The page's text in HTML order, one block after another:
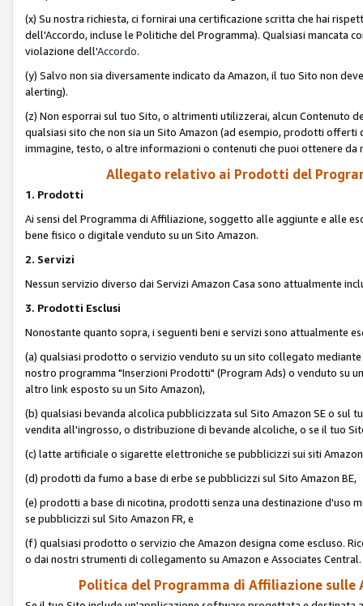
(x) Su nostra richiesta, ci fornirai una certificazione scritta che hai
dell'Accordo, incluse le Politiche del Programma). Qualsiasi mancata
violazione dell'Accordo.
(y) Salvo non sia diversamente indicato da Amazon, il tuo Sito non
alerting).
(z) Non esporrai sul tuo Sito, o altrimenti utilizzerai, alcun Contenuto
qualsiasi sito che non sia un Sito Amazon (ad esempio, prodotti
immagine, testo, o altre informazioni o contenuti che puoi ottenere da
Allegato relativo ai Prodotti del
1. Prodotti
Ai sensi del Programma di Affiliazione, soggetto alle aggiunte e alle
bene fisico o digitale venduto su un Sito Amazon.
2. Servizi
Nessun servizio diverso dai Servizi Amazon Casa sono attualmente
3. Prodotti Esclusi
Nonostante quanto sopra, i seguenti beni e servizi sono attualmente
(a) qualsiasi prodotto o servizio venduto su un sito collegato
nostro programma "Inserzioni Prodotti" (Program Ads) o venduto su
altro link esposto su un Sito Amazon),
(b) qualsiasi bevanda alcolica pubblicizzata sul Sito Amazon SE o sul
vendita all'ingrosso, o distribuzione di bevande alcoliche, o se il tuo
(c) latte artificiale o sigarette elettroniche se pubblicizzi sui siti Amazon
(d) prodotti da fumo a base di erbe se pubblicizzi sul Sito Amazon BE,
(e) prodotti a base di nicotina, prodotti senza una destinazione d'uso
se pubblicizzi sul Sito Amazon FR, e
(f) qualsiasi prodotto o servizio che Amazon designa come escluso.
o dai nostri strumenti di collegamento su Amazon e Associates Central.
Politica del Programma di Affiliazione